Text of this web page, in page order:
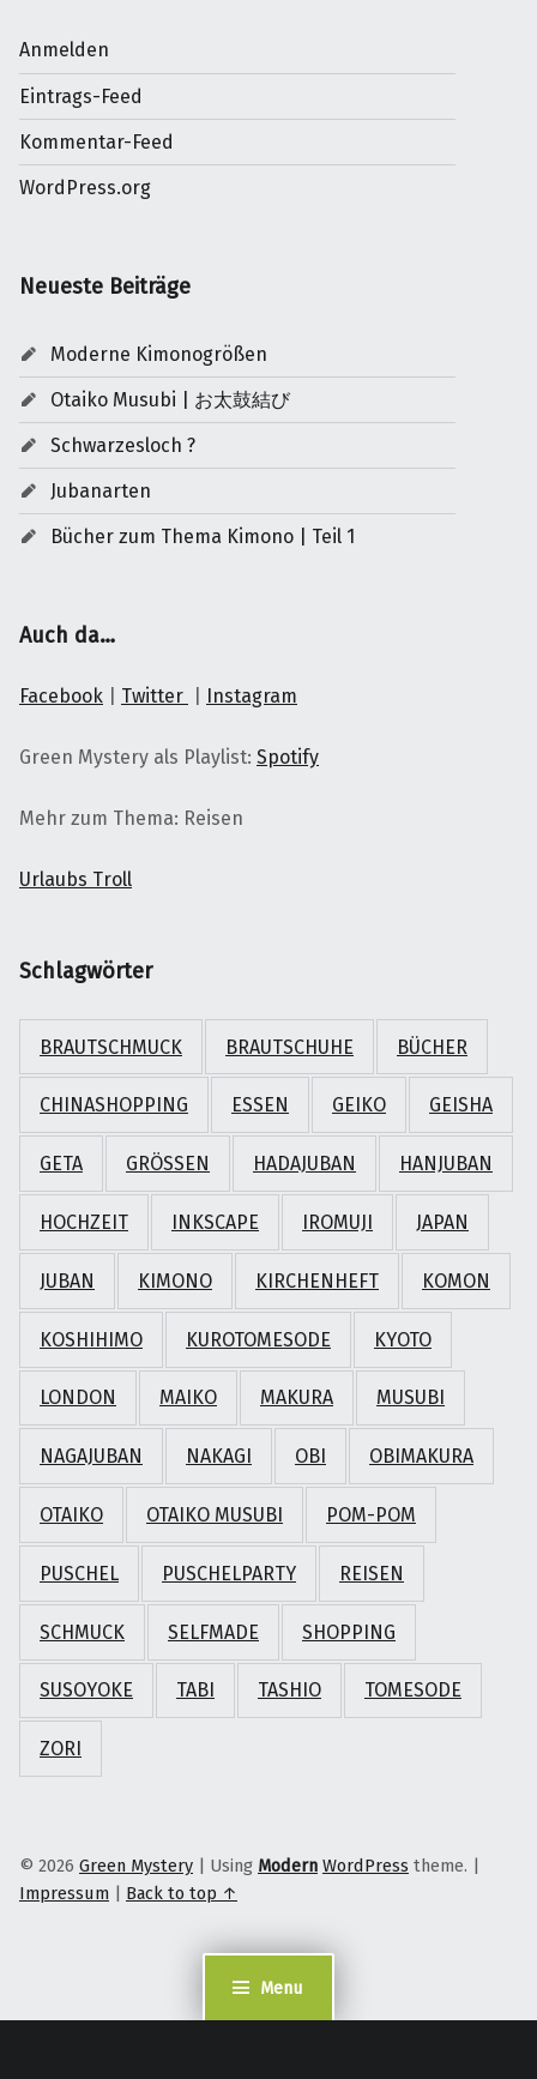
Menu
Anmelden
Eintrags-Feed
Kommentar-Feed
WordPress.org
Neueste Beiträge
Moderne Kimonogrößen
Otaiko Musubi | お太鼓結び
Schwarzesloch ?
Jubanarten
Bücher zum Thema Kimono | Teil 1
Auch da…
Facebook Twitter Instagram
Green Mystery als Playlist: Spotify
Mehr zum Thema: Reisen
Urlaubs Troll
Schlagwörter
BRAUTSCHMUCK BRAUTSCHUHE BÜCHER
CHINASHOPPING ESSEN GEIKO GEISHA
GETA GRÖSSEN HADAJUBAN HANJUBAN
HOCHZEIT INKSCAPE IROMUJI JAPAN
JUBAN KIMONO KIRCHENHEFT KOMON
KOSHIHIMO KUROTOMESODE KYOTO
LONDON MAIKO MAKURA MUSUBI
NAGAJUBAN NAKAGI OBI OBIMAKURA
OTAIKO OTAIKO MUSUBI POM-POM
PUSCHEL PUSCHELPARTY REISEN
SCHMUCK SELFMADE SHOPPING
SUSOYOKE TABI TASHIO TOMESODE
ZORI
© 2026 Green Mystery | Using Modern WordPress theme. |
Impressum | Back to top ↑